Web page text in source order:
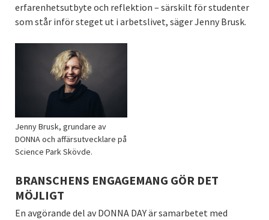
erfarenhetsutbyte och reflektion – särskilt för studenter
som står inför steget ut i arbetslivet, säger Jenny Brusk.
Jenny Brusk, grundare av
DONNA och affärsutvecklare på
Science Park Skövde.
BRANSCHENS ENGAGEMANG GÖR DET
MÖJLIGT
En avgörande del av DONNA DAY är samarbetet med